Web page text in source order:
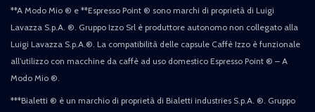
**A Modo Mio ® e **Espresso Point ® sono marchi di proprietà di Luigi
Lavazza S.p.A. ®. Gruppo Izzo Srl è produttore autonomo non collegato alla
Luigi Lavazza S.p.A.®. La compatibilità delle capsule Caffè Izzo è funzionale
all’utilizzo con macchine da caffè ad uso domestico Espresso Point ® – A
Modo Mio ®.
***Bialetti ® è un marchio di proprietà di Bialetti industries S.p.A. ®. Gruppo